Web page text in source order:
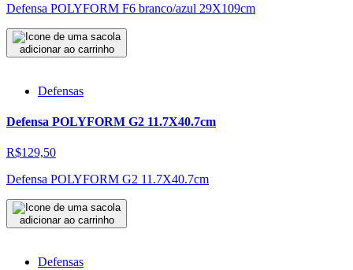
Defensa POLYFORM F6 branco/azul 29X109cm
adicionar ao carrinho
Defensas
Defensa POLYFORM G2 11.7X40.7cm
R$129,50
Defensa POLYFORM G2 11.7X40.7cm
adicionar ao carrinho
Defensas